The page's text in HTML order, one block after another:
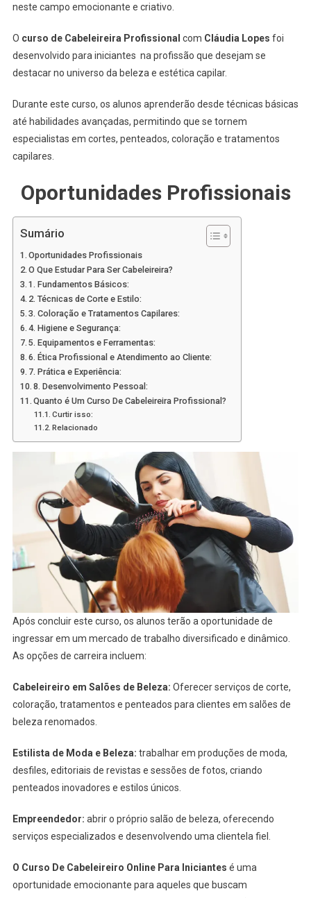
neste campo emocionante e criativo.
O curso de Cabeleireira Profissional com Cláudia Lopes foi
desenvolvido para iniciantes na profissão que desejam se
destacar no universo da beleza e estética capilar.
Durante este curso, os alunos aprenderão desde técnicas básicas
até habilidades avançadas, permitindo que se tornem
especialistas em cortes, penteados, coloração e tratamentos
capilares.
Oportunidades Profissionais
Sumário
Oportunidades Profissionais
O Que Estudar Para Ser Cabeleireira?
1. Fundamentos Básicos:
2. Técnicas de Corte e Estilo:
3. Coloração e Tratamentos Capilares:
4. Higiene e Segurança:
5. Equipamentos e Ferramentas:
6. Ética Profissional e Atendimento ao Cliente:
7. Prática e Experiência:
8. Desenvolvimento Pessoal:
Quanto é Um Curso De Cabeleireira Profissional?
Curtir isso:
Relacionado
Após concluir este curso, os alunos terão a oportunidade de
ingressar em um mercado de trabalho diversificado e dinâmico.
As opções de carreira incluem:
Cabeleireiro em Salões de Beleza: Oferecer serviços de corte,
coloração, tratamentos e penteados para clientes em salões de
beleza renomados.
Estilista de Moda e Beleza: trabalhar em produções de moda,
desfiles, editoriais de revistas e sessões de fotos, criando
penteados inovadores e estilos únicos.
Empreendedor: abrir o próprio salão de beleza, oferecendo
serviços especializados e desenvolvendo uma clientela fiel.
O Curso De Cabeleireiro Online Para Iniciantes é uma
oportunidade emocionante para aqueles que buscam